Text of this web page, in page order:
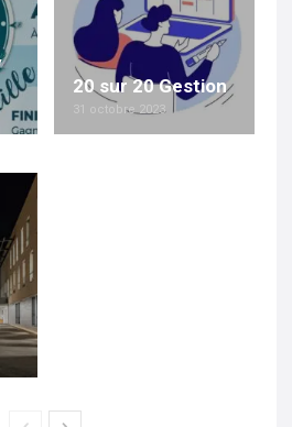
20 sur 20 Gestion
31 octobre 2023